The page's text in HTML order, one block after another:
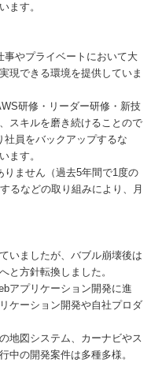
ます。
事やプライベートにおいて大
現できる環境を提供していま
研修・リーダー研修・新技
スキルを磨き続けることので
社員をバックアップするな
ます。
りません（過去5年間で1度の
るなどの取り組みにより、月
いましたが、バブル崩壊後は
と方針転換しました。
アプリケーション開発に進
ケーション開発や自社プロダ
地図システム、カーナビやス
中の開発案件は多種多様。